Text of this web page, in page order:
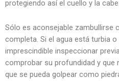
protegiendo así el cuello y la
Sólo es aconsejable zambullirse
completa. Si el agua está turbia o
imprescindible inspeccionar
comprobar su profundidad y que
que se pueda golpear como